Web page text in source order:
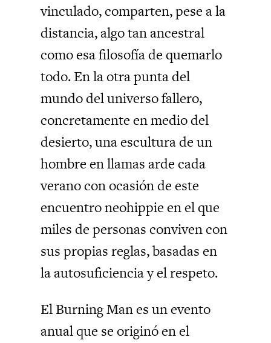
vinculado, comparten, pese a la
distancia, algo tan ancestral
como esa filosofía de quemarlo
todo. En la otra punta del
mundo del universo fallero,
concretamente en medio del
desierto, una escultura de un
hombre en llamas arde cada
verano con ocasión de este
encuentro neohippie en el que
miles de personas conviven con
sus propias reglas, basadas en
la autosuficiencia y el respeto.
El Burning Man es un evento
anual que se originó en el